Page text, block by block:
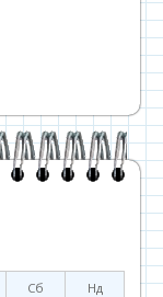
Сб
Нд